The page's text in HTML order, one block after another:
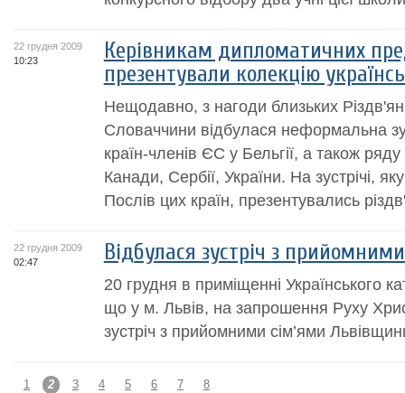
22 грудня 2009
10:23
Керівникам дипломатичних
презентували колекцію
Нещодавно, з нагоди близьких
Словаччини відбулася неформальна
країн-членів ЄС у Бельгії, а також
Канади, Сербії, України. На зустрічі,
Послів цих країн, презентувались
22 грудня 2009
02:47
Відбулася зустріч з
20 грудня в приміщенні Українського
що у м. Львів, на запрошення Руху
зустріч з прийомними сім’ями
1 2 3 4 5 6 7 8